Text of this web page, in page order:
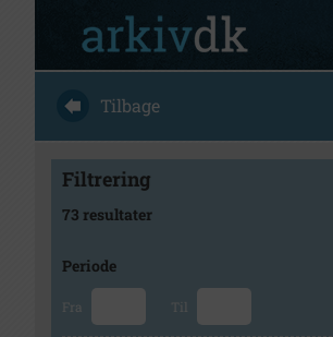
Tilbage
Filtrering
73 resultater
Periode
Fra Til